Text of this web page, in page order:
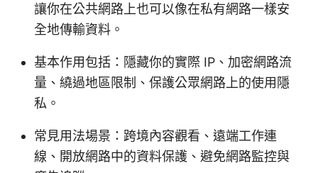
讓你在公共網路上也可以像在私有網路一樣安
全地傳輸資料。
基本作用包括：隱藏你的實際 IP、加密網路流
量、繞過地區限制、保護公眾網路上的使用隱
私。
常見用法場景：跨境內容觀看、遠端工作連
線、開放網路中的資料保護、避免網路監控與